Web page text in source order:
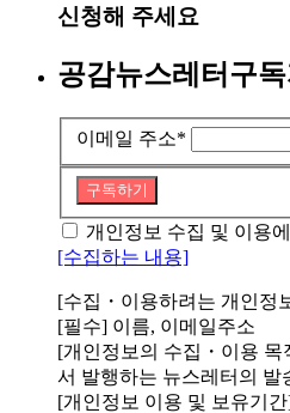
신청해 주세요
공감뉴스레터구독
이메일 주소*
구독하기
개인정보 수집 및 이용
[수집하는 내용]
[수집・이용하려는 개인정
[필수] 이름, 이메일주소
[개인정보의 수집・이용 목
서 발행하는 뉴스레터의 발
[개인정보 이용 및 보유기